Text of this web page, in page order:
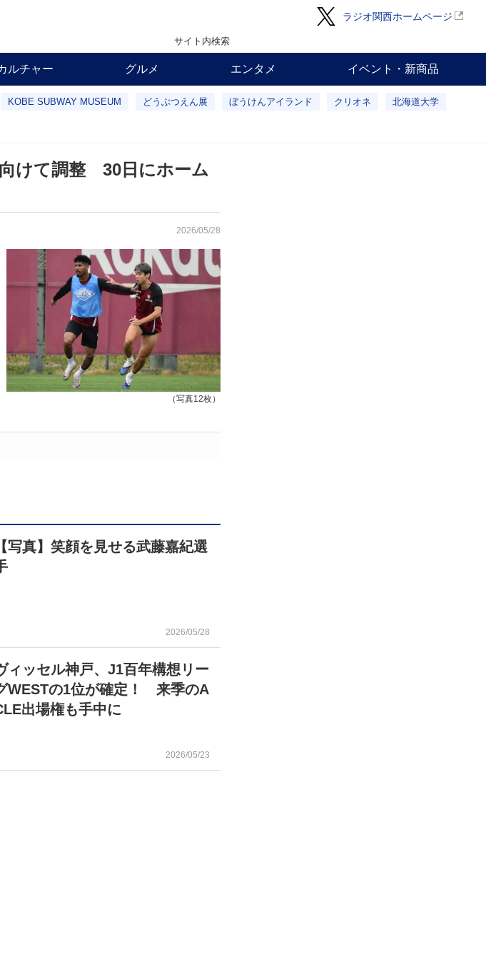
ラジオ関西ホームページ
サイト内検索
ルチャー グルメ エンタメ イベント・新商品
KOBE SUBWAY MUSEUM どうぶつえん展 ぼうけんアイランド クリオネ 北海道大学
けて調整 30日にホーム
2026/05/28
（写真12枚）
【写真】笑顔を見せる武藤嘉紀選
2026/05/28
ィッセル神戸、J1百年構想リー
WESTの1位が確定！ 来季のA
出場権も手中に
2026/05/23